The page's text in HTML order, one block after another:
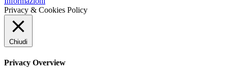
Privacy & Cookies Policy
Chiudi
Privacy Overview